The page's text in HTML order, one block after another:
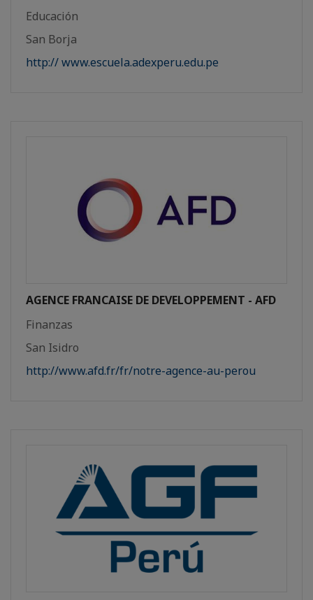
Educación
San Borja
http:// www.escuela.adexperu.edu.pe
AGENCE FRANCAISE DE DEVELOPPEMENT - AFD
Finanzas
San Isidro
http://www.afd.fr/fr/notre-agence-au-perou